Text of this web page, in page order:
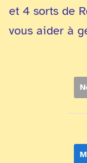
et 4 sorts de
vous aider à